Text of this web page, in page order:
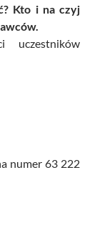
Kto i na czyj
uczestników
numer 63 222